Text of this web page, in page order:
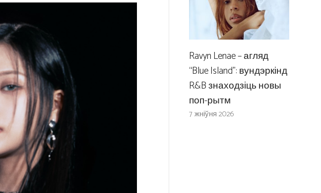
Ravyn Lenae – агляд
“Blue Island”: вундэркінд
R&B знаходзіць новы
поп-рытм
7 жніўня 2026